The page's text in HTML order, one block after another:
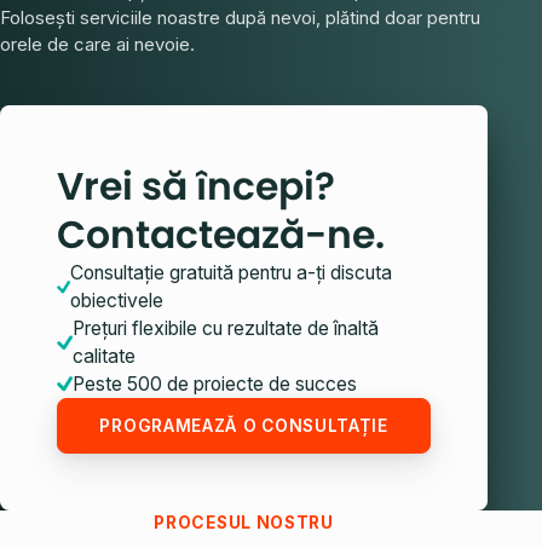
Folosești serviciile noastre după nevoi, plătind doar pentru
orele de care ai nevoie.
Vrei să începi?
Contactează-ne.
Consultație gratuită pentru a-ți discuta
obiectivele
Prețuri flexibile cu rezultate de înaltă
calitate
Peste 500 de proiecte de succes
PROGRAMEAZĂ O CONSULTAȚIE
PROCESUL NOSTRU